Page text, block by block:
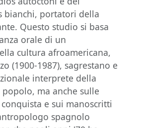
bianchi, portatori della
Questo studio si basa
orale di un
cultura afroamericana,
(1900-1987), sagrestano e
interprete della
ma anche sulle
e sui manoscritti
spagnolo